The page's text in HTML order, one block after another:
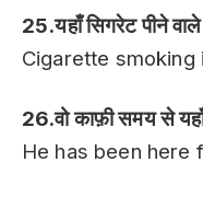
25.यहाँ सिगरेट पीने
Cigarette smoking
26.वो काफ़ी समय से
He has been here